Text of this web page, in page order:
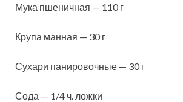
Мука пшеничная — 110 г
Крупа манная — 30 г
Сухари панировочные — 30 г
Сода — 1/4 ч. ложки